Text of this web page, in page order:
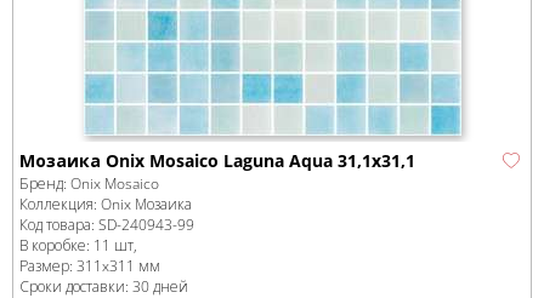
Мозаика Onix Mosaico Laguna Aqua 31,1x31,1
Бренд: Onix Mosaico
Коллекция: Onix Мозаика
Код товара: SD-240943-99
В коробке: 11 шт,
Размер: 311x311 мм
Сроки доставки: 30 дней